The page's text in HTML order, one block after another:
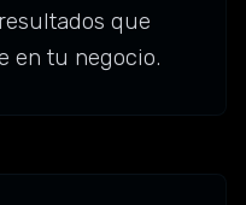
que
en tu negocio.